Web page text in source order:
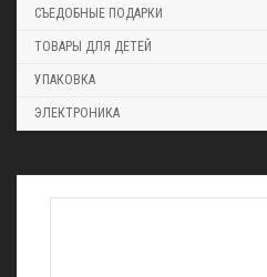
СЪЕДОБНЫЕ ПОДАРКИ
ТОВАРЫ ДЛЯ ДЕТЕЙ
УПАКОВКА
ЭЛЕКТРОНИКА